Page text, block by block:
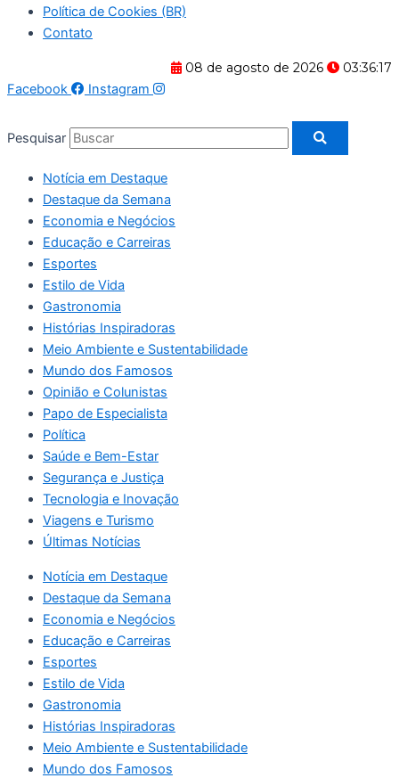
Política de Cookies (BR)
Contato
08 de agosto de 2026
03:36:18
Facebook
Instagram
Pesquisar
Notícia em Destaque
Destaque da Semana
Economia e Negócios
Educação e Carreiras
Esportes
Estilo de Vida
Gastronomia
Histórias Inspiradoras
Meio Ambiente e Sustentabilidade
Mundo dos Famosos
Opinião e Colunistas
Papo de Especialista
Política
Saúde e Bem-Estar
Segurança e Justiça
Tecnologia e Inovação
Viagens e Turismo
Últimas Notícias
Notícia em Destaque
Destaque da Semana
Economia e Negócios
Educação e Carreiras
Esportes
Estilo de Vida
Gastronomia
Histórias Inspiradoras
Meio Ambiente e Sustentabilidade
Mundo dos Famosos